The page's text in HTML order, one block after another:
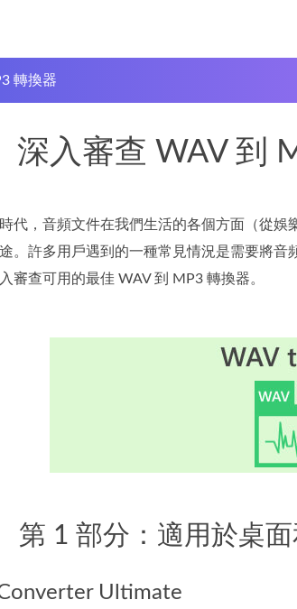
轉換器
深入審查 WAV 到
代，音頻文件在我們生活的各個方面（從
。許多用戶遇到的一種常見情況是需要將
審查可用的最佳 WAV 到 MP3 轉換器。
第 1 部分：適用於桌
Ultimate